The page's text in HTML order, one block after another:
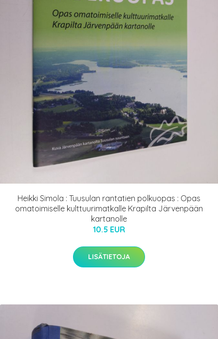
Heikki Simola : Tuusulan rantatien polkuopas : Opas
omatoimiselle kulttuurimatkalle Krapilta Järvenpään
kartanolle
10.5 EUR
LISÄTIETOJA